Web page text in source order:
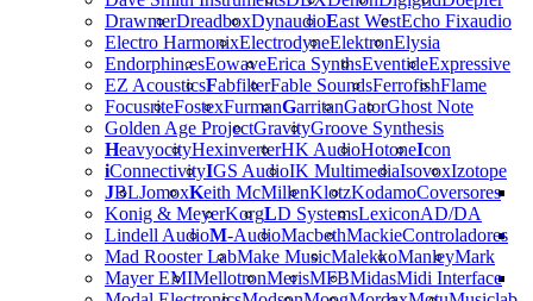
DrawmerDreadboxDynaudioEast WestEcho Fix
Electro HarmonixElectrodyneElektronElysia
Endorphin.esEowaveErica SynthsEventideExpressive
EZ AcousticsFabfilterFable SoundsFerrofishFlame
FocusriteFostexFurmanGarritanGatorGhost Note
Golden Age ProjectGravityGroove Synthesis
HeavyocityHexinverterHK AudioHotoneIcon
iConnectivityIGS AudioIK MultimediaIsovoxIzotope
JBLJomoxKeith McMillenKlotzKodamo
Konig & MeyerKorgLD SystemsLexicon
Lindell AudioM-AudioMacbethMackie
Mad Rooster LabMake MusicMalekkoManleyMark
Mayer EMIMellotronMerisMFBMidas
audio
Coversores
AD/DA
Controladores
Midi Interface